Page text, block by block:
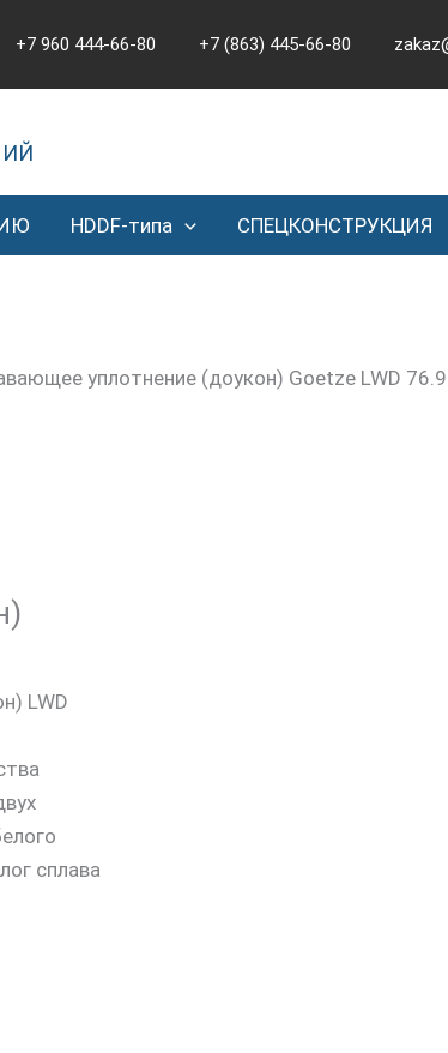
+7 960 444-66-80 +7 (863) 445-66-80
HDDF-типа СПЕЦКОНСТРУКЦИЯ
уплотнение (доукон) Goetze LWD
LWD
сплава